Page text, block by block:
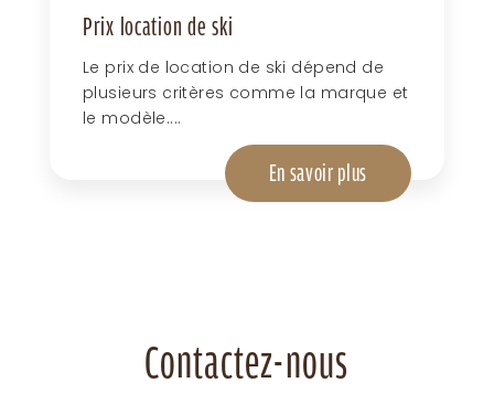
Prix location de ski
Le prix de location de ski dépend de
plusieurs critères comme la marque et
le modèle....
En savoir plus
Contactez-nous